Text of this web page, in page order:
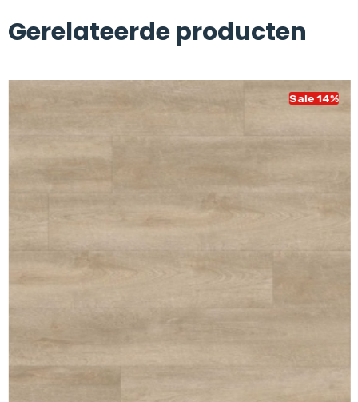
Gerelateerde producten
Sale 14%